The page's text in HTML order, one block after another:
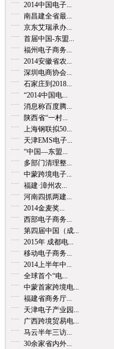
2014中国电子...
南昌建全省最...
京东艾瑞承办...
首届中国-东盟...
福州电子商务...
2014安徽省农...
深圳电商协会...
石家庄到2018...
“2014中国电...
消息称百度腾...
陕西省“一村...
上海钢联拟50...
天津EMS电子...
“中国—东盟...
多部门清理整...
中蒙跨境电子...
福建·漳州农...
河南四抓两建...
2014金麦奖...
西部电子商务...
第四届中国（成...
2015年 成都电...
移动电子商务...
2014上半年中...
全球首个“电...
中蒙首家跨境电...
福建省商务厅...
天津电子产业园...
广西跨境贸易电...
马云半年三访...
30余家省内外...